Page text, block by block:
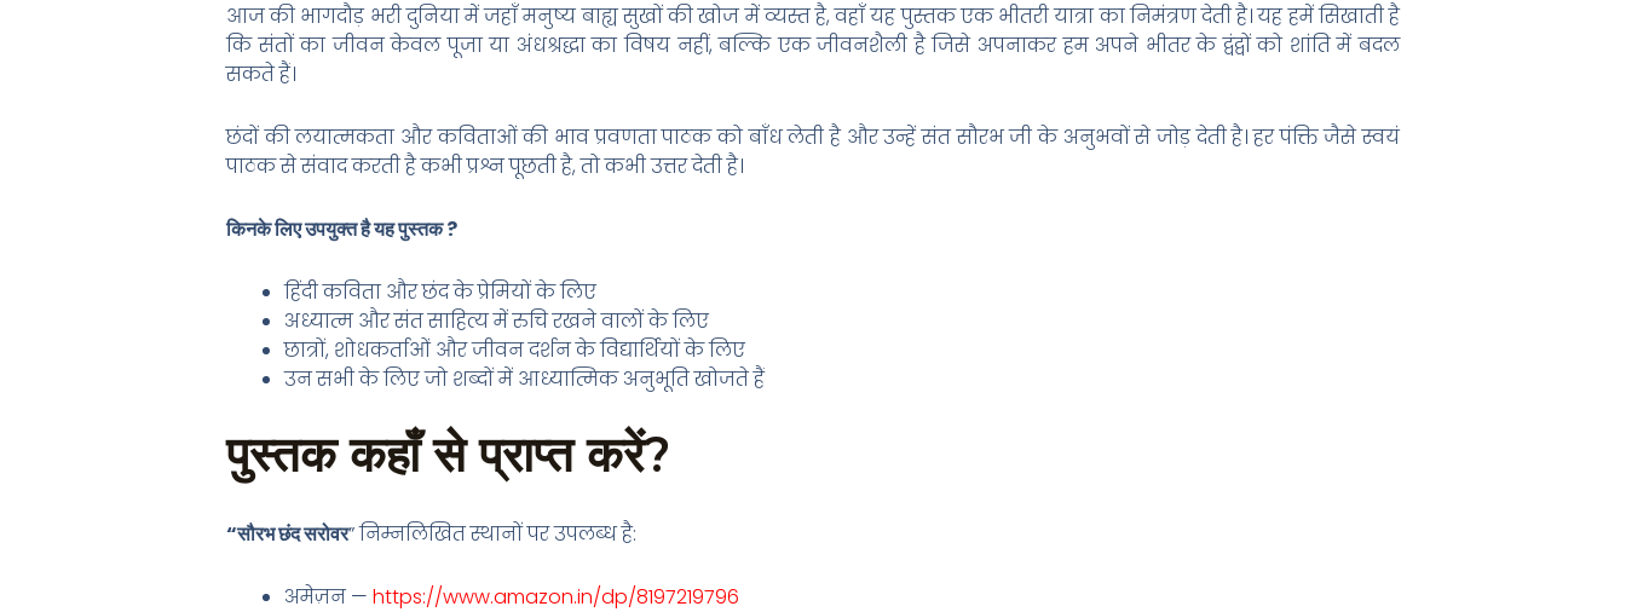
आज की भागदौड़ भरी दुनिया में जहाँ मनुष्य बाह्य सुखों की खोज में व्यस्त है, वहाँ यह पुस्तक एक भीतरी यात्रा का निमंत्रण देती है। यह हमें सिखाती है
कि संतों का जीवन केवल पूजा या अंधश्रद्धा का विषय नहीं, बल्कि एक जीवनशैली है जिसे अपनाकर हम अपने भीतर के द्वंद्वों को शांति में बदल
सकते हैं।
छंदों की लयात्मकता और कविताओं की भाव प्रवणता पाठक को बाँध लेती है और उन्हें संत सौरभ जी के अनुभवों से जोड़ देती है। हर पंक्ति जैसे स्वयं
पाठक से संवाद करती है कभी प्रश्न पूछती है, तो कभी उत्तर देती है।
किनके लिए उपयुक्त है यह पुस्तक ?
हिंदी कविता और छंद के प्रेमियों के लिए
अध्यात्म और संत साहित्य में रुचि रखने वालों के लिए
छात्रों, शोधकर्ताओं और जीवन दर्शन के विद्यार्थियों के लिए
उन सभी के लिए जो शब्दों में आध्यात्मिक अनुभूति खोजते हैं
पुस्तक कहाँ से प्राप्त करें?
“सौरभ छंद सरोवर” निम्नलिखित स्थानों पर उपलब्ध है:
अमेज़न — https://www.amazon.in/dp/8197219796